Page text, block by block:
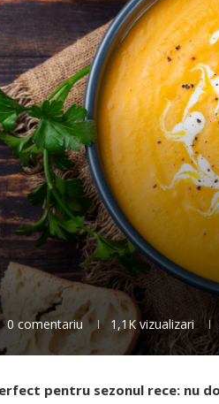
0 comentariu 1,1K vizualizari
pentru sezonul rece: nu